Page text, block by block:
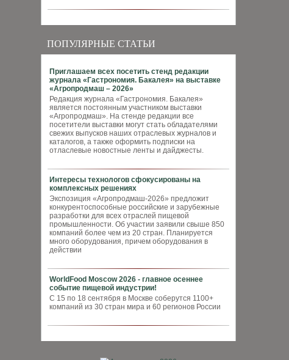
ПОПУЛЯРНЫЕ СТАТЬИ
Приглашаем всех посетить стенд редакции
журнала «Гастрономия. Бакалея» на выставке
«Агропродмаш – 2026»
Редакция журнала «Гастрономия. Бакалея»
является постоянным участником выставки
«Агропродмаш». На стенде редакции все
посетители выставки могут стать обладателями
свежих выпусков наших отраслевых журналов и
каталогов, а также оформить подписки на
отласлевые новостные ленты и дайджесты.
Интересы технологов сфокусированы на
комплексных решениях
Экспозиция «Агропродмаш-2026» предложит
конкурентоспособные российские и зарубежные
разработки для всех отраслей пищевой
промышленности. Об участии заявили свыше 850
компаний более чем из 20 стран. Планируется
много оборудования, причем оборудования в
действии
WorldFood Moscow 2026 - главное осеннее
событие пищевой индустрии!
С 15 по 18 сентября в Москве соберутся 1100+
компаний из 30 стран мира и 60 регионов России